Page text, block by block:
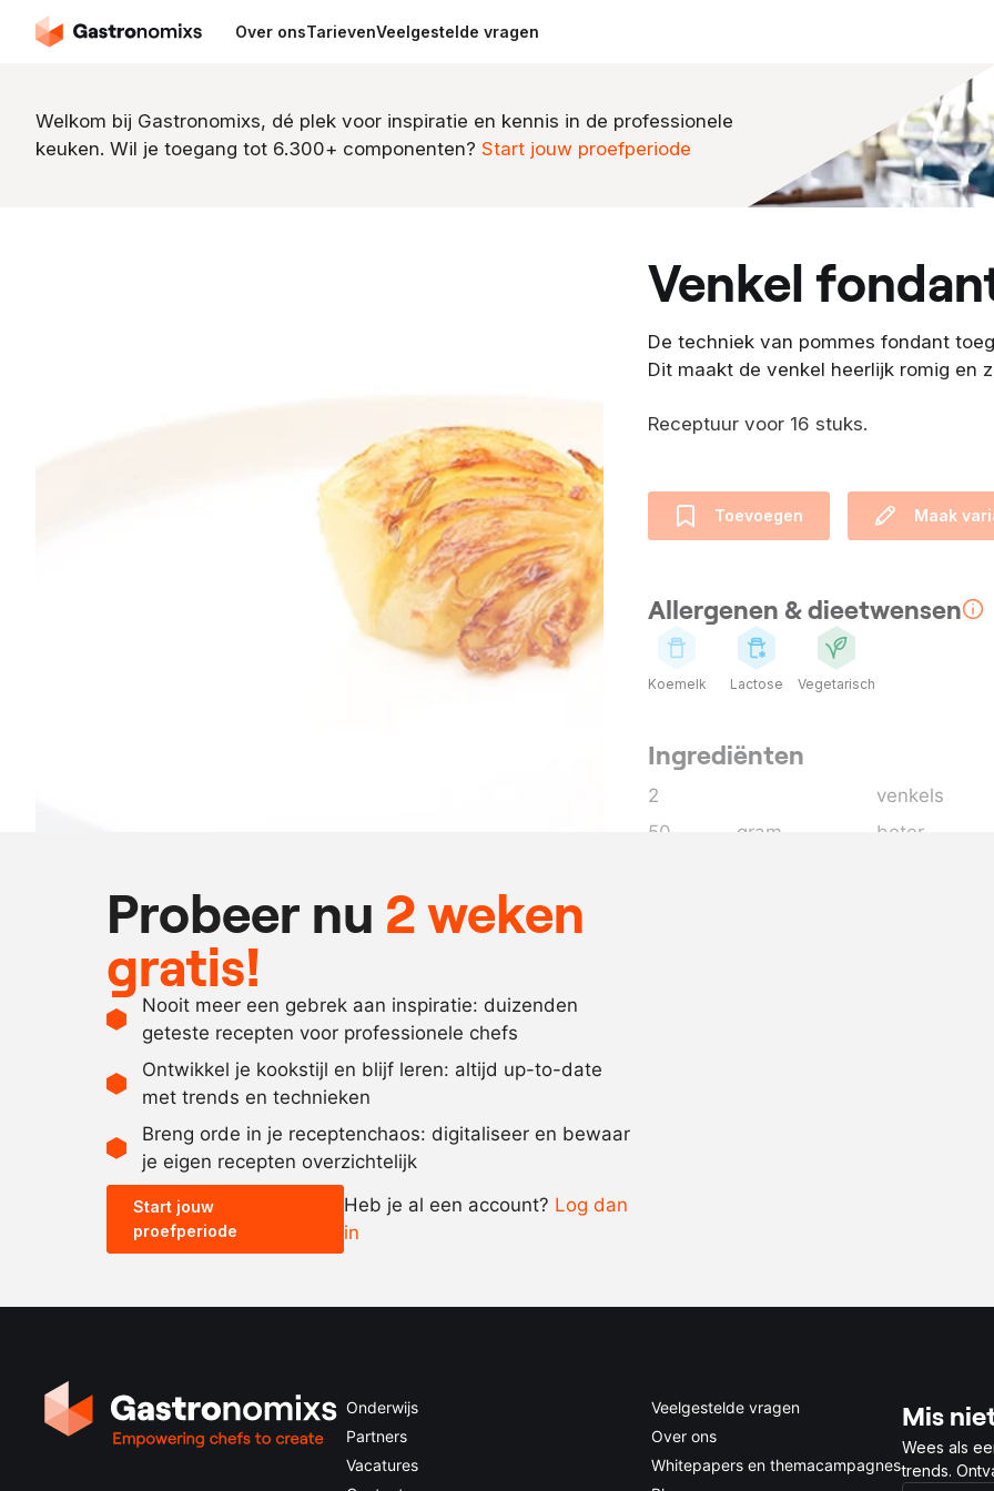
Over onsTarievenVeelgestelde vragen
Welkom bij Gastronomixs, dé plek voor inspiratie en kennis in de professionele
keuken. Wil je toegang tot 6.300+ componenten? Start jouw proefperiode
venkel
De techniek van pommes fondant
Dit maakt de venkel heerlijk romig en
Receptuur voor 16 stuks.
Toevoegen Maak
Allergenen & dieetwensen
Koemelk Lactose Vegetarisch
Ingrediënten
2
venkels
50
gram
boter
Probeer nu 2 weken
gratis!
Nooit meer een gebrek aan inspiratie: duizenden
geteste recepten voor professionele chefs
Ontwikkel je kookstijl en blijf leren: altijd up-to-date
met trends en technieken
Breng orde in je receptenchaos: digitaliseer en bewaar
je eigen recepten overzichtelijk
Start jouw
proefperiode
Heb je al een account? Log dan
in
Onderwijs
Partners
Vacatures
Veelgestelde vragen
Over ons
Whitepapers en themacampagnes
Mis
Wees als
trends.